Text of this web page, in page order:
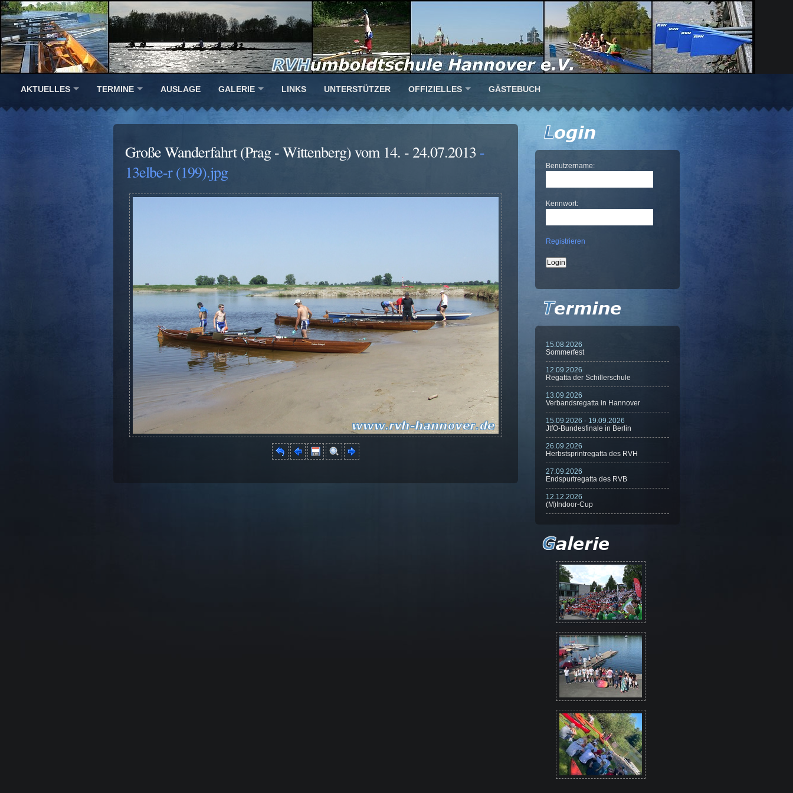
AKTUELLES TERMINE AUSLAGE GALERIE LINKS UNTERSTÜTZER OFFIZIELLES GÄSTEBUCH
Große Wanderfahrt (Prag - Wittenberg) vom 14. - 24.07.2013 -
13elbe-r (199).jpg
Benutzername:
Kennwort:
Registrieren
15.08.2026
Sommerfest
12.09.2026
Regatta der Schillerschule
13.09.2026
Verbandsregatta in Hannover
15.09.2026 - 19.09.2026
JtfO-Bundesfinale in Berlin
26.09.2026
Herbstsprintregatta des RVH
27.09.2026
Endspurtregatta des RVB
12.12.2026
(M)Indoor-Cup